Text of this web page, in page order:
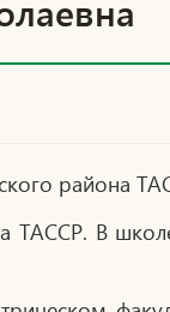
района
ТАССР. В